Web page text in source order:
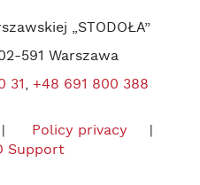
„STODOŁA”
591 Warszawa
31, +48 691 800 388
Policy privacy
Support